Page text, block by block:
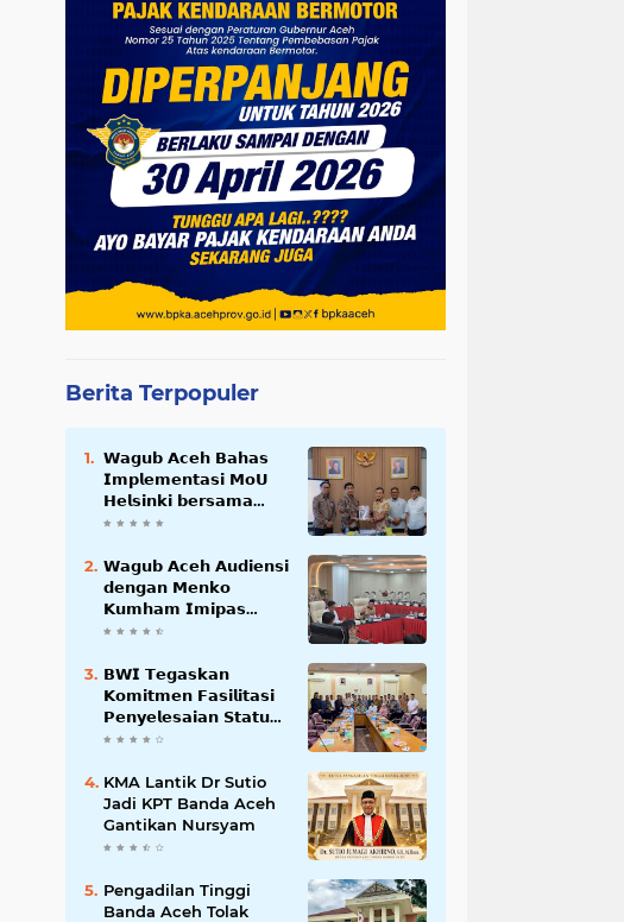
Berita Terpopuler
𝗪𝗮𝗴𝘂𝗯 𝗔𝗰𝗲𝗵 𝗕𝗮𝗵𝗮𝘀
𝗜𝗺𝗽𝗹𝗲𝗺𝗲𝗻𝘁𝗮𝘀𝗶 𝗠𝗼𝗨
𝗛𝗲𝗹𝘀𝗶𝗻𝗸𝗶 𝗯𝗲𝗿𝘀𝗮𝗺𝗮
𝗦𝗲𝗸𝗿𝗲𝘁𝗮𝗿𝗶𝗮𝘁 𝗡𝗲𝗴𝗮𝗿𝗮
𝗪𝗮𝗴𝘂𝗯 𝗔𝗰𝗲𝗵 𝗔𝘂𝗱𝗶𝗲𝗻𝘀𝗶
𝗱𝗲𝗻𝗴𝗮𝗻 𝗠𝗲𝗻𝗸𝗼
𝗞𝘂𝗺𝗵𝗮𝗺 𝗜𝗺𝗶𝗽𝗮𝘀
𝗧𝗲𝗿𝗸𝗮𝗶𝘁 𝗦𝘁𝗮𝘁𝘂𝘀 𝗪𝗮𝗸𝗮𝗳
𝗕𝗪𝗜 𝗧𝗲𝗴𝗮𝘀𝗸𝗮𝗻
𝗞𝗼𝗺𝗶𝘁𝗺𝗲𝗻 𝗙𝗮𝘀𝗶𝗹𝗶𝘁𝗮𝘀𝗶
𝗣𝗲𝗻𝘆𝗲𝗹𝗲𝘀𝗮𝗶𝗮𝗻 𝗦𝘁𝗮𝘁𝘂𝘀
𝗪𝗮𝗸𝗮𝗳 𝗕𝗹𝗮𝗻𝗴 𝗣𝗮𝗱𝗮𝗻𝗴
KMA Lantik Dr Sutio
Jadi KPT Banda Aceh
Gantikan Nursyam
Pengadilan Tinggi
Banda Aceh Tolak